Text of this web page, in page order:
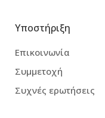
Υποστήριξη
Επικοινωνία
Συμμετοχή
Συχνές ερωτήσεις